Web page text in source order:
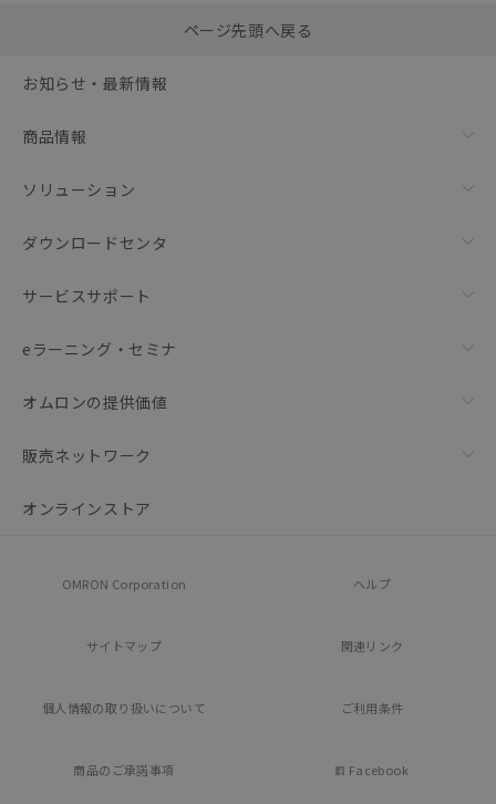
括ダウンロード
ページ先頭へ戻る
お知らせ・最新情報
商品情報
ソリューション
ダウンロードセンタ
サービスサポート
eラーニング・セミナ
オムロンの提供価値
販売ネットワーク
オンラインストア
OMRON Corporation ヘルプ
サイトマップ 関連リンク
個人情報の取り扱いについて ご利用条件
商品のご承諾事項 Facebook